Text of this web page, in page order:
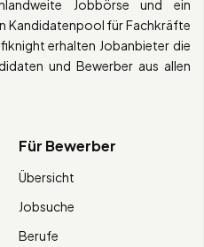
Jobbörse und ein
Kandidatenpool für Fachkräfte
erhalten Jobanbieter die
und Bewerber aus allen
Für Bewerber
Übersicht
Jobsuche
Berufe